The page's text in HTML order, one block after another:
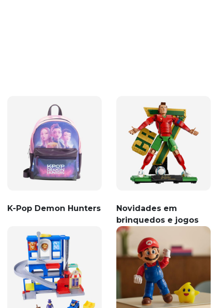
K-Pop Demon Hunters
Novidades em
brinquedos e jogos